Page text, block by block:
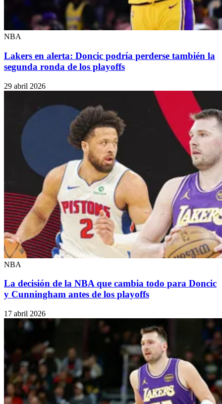
NBA
Lakers en alerta: Doncic podría perderse también la
segunda ronda de los playoffs
29 abril 2026
NBA
La decisión de la NBA que cambia todo para Doncic
y Cunningham antes de los playoffs
17 abril 2026